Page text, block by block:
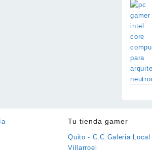
Tu tienda gamer
Quito - C.C.Galeria
Villarroel